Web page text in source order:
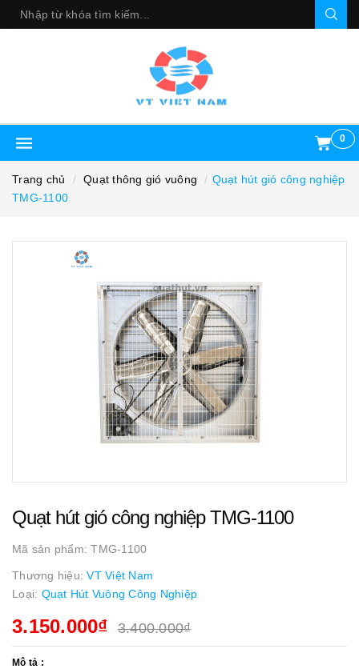
0
Trang chủ Quạt thông gió vuông
Quạt hút gió công nghiệp
TMG-1100
Quạt hút gió công nghiệp TMG-1100
Mã sản phẩm:TMG-1100
Thương hiệu:VT Việt Nam
Loại: Quạt Hút Vuông Công Nghiệp
3.150.000₫ 3.400.000₫
Mô tả :